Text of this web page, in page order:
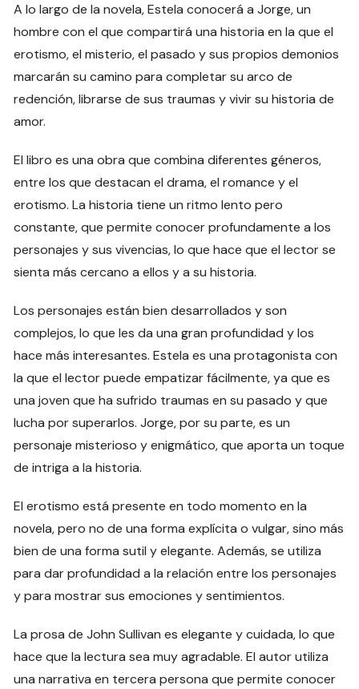
A lo largo de la novela, Estela conocerá a Jorge, un
hombre con el que compartirá una historia en la que el
erotismo, el misterio, el pasado y sus propios demonios
marcarán su camino para completar su arco de
redención, librarse de sus traumas y vivir su historia de
amor.
El libro es una obra que combina diferentes géneros,
entre los que destacan el drama, el romance y el
erotismo. La historia tiene un ritmo lento pero
constante, que permite conocer profundamente a los
personajes y sus vivencias, lo que hace que el lector se
sienta más cercano a ellos y a su historia.
Los personajes están bien desarrollados y son
complejos, lo que les da una gran profundidad y los
hace más interesantes. Estela es una protagonista con
la que el lector puede empatizar fácilmente, ya que es
una joven que ha sufrido traumas en su pasado y que
lucha por superarlos. Jorge, por su parte, es un
personaje misterioso y enigmático, que aporta un toque
de intriga a la historia.
El erotismo está presente en todo momento en la
novela, pero no de una forma explícita o vulgar, sino más
bien de una forma sutil y elegante. Además, se utiliza
para dar profundidad a la relación entre los personajes
y para mostrar sus emociones y sentimientos.
La prosa de John Sullivan es elegante y cuidada, lo que
hace que la lectura sea muy agradable. El autor utiliza
una narrativa en tercera persona que permite conocer